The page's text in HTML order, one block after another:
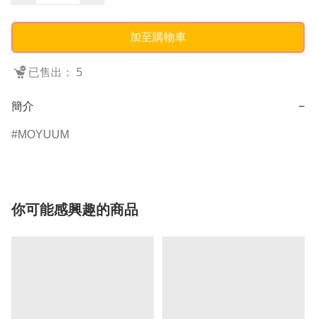
加至購物車
已售出： 5
簡介 −
MOYUUM
你可能感興趣的商品